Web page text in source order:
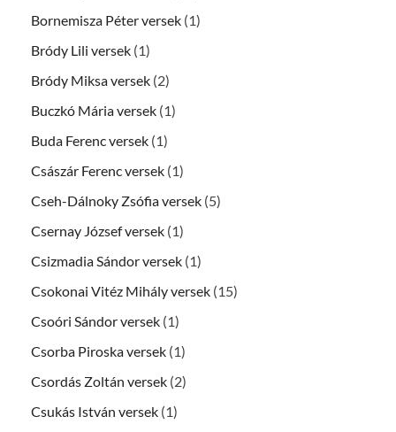
Bornemisza Péter versek (1)
Bródy Lili versek (1)
Bródy Miksa versek (2)
Buczkó Mária versek (1)
Buda Ferenc versek (1)
Császár Ferenc versek (1)
Cseh-Dálnoky Zsófia versek (5)
Csernay József versek (1)
Csizmadia Sándor versek (1)
Csokonai Vitéz Mihály versek (15)
Csoóri Sándor versek (1)
Csorba Piroska versek (1)
Csordás Zoltán versek (2)
Csukás István versek (1)